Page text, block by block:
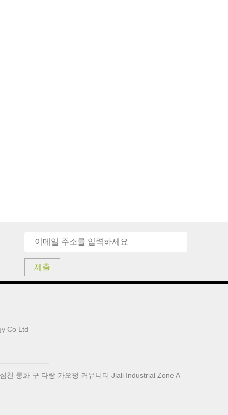
제출
Co Ltd
천 룽화 구 다랑 가오펑 커뮤니티 Jiali Industrial Zone A